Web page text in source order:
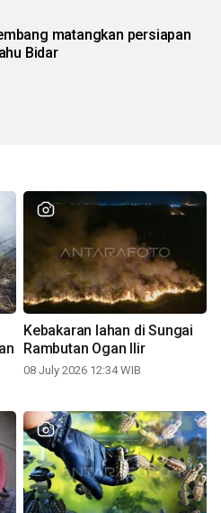
matangkan persiapan
Bidar
Kebakaran lahan di Sungai
Rambutan Ogan Ilir
08 July 2026 12:34 WIB